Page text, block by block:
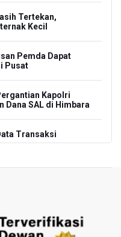
Tertekan,
Kecil
Pemda Dapat
Pusat
Kapolri
Dana SAL di Himbara
Transaksi
Ganda WTA 1000